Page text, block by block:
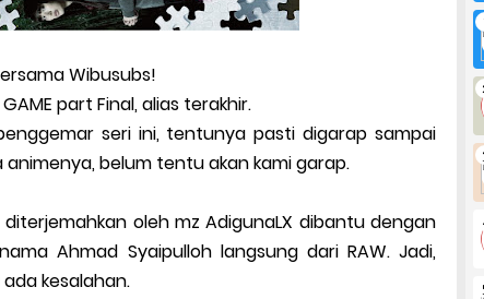
Wibusubs!
part Final, alias terakhir.
seri ini, tentunya pasti digarap sampai
animenya, belum tentu akan kami garap.
oleh mz AdigunaLX dibantu dengan
Ahmad Syaipulloh langsung dari RAW. Jadi,
kesalahan.